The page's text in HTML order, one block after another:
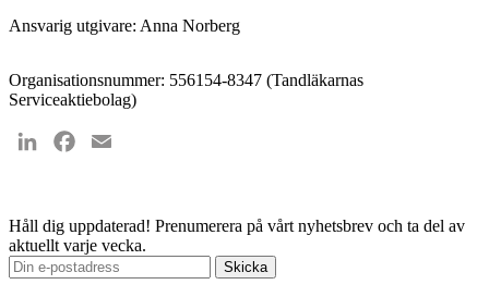
Ansvarig utgivare: Anna Norberg
Organisationsnummer: 556154-8347 (Tandläkarnas
Serviceaktiebolag)
LinkedInFacebook
Håll dig uppdaterad! Prenumerera på vårt nyhetsbrev och ta del av
aktuellt varje vecka.